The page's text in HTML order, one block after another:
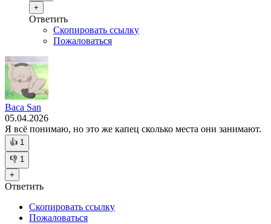
+
Ответить
Скопировать ссылку
Пожаловаться
Baca San
05.04.2026
Я всё понимаю, но это же капец сколько места они занимают.
👍 1
👎 1
+
Ответить
Скопировать ссылку
Пожаловаться